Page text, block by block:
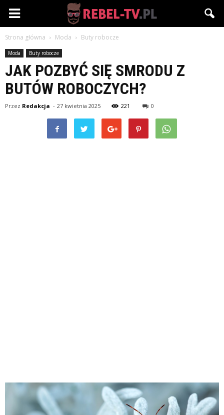
Rebel-
Strona główna Moda Buty robocze
Moda Buty robocze
JAK POZBYĆ SIĘ SMRODU Z
BUTÓW ROBOCZYCH?
Przez Redakcja - 27 kwietnia 2025 221 0